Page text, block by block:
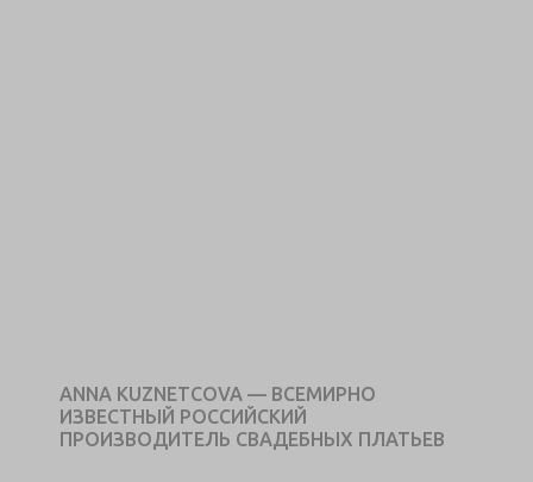
ANNA KUZNETCOVA — ВСЕМИРНО
ИЗВЕСТНЫЙ РОССИЙСКИЙ
ПРОИЗВОДИТЕЛЬ СВАДЕБНЫХ ПЛАТЬЕВ